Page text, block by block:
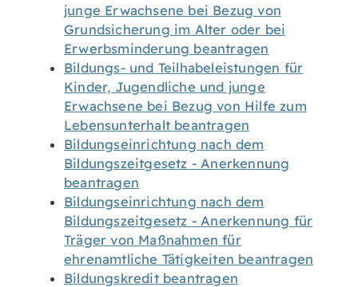
junge Erwachsene bei Bezug von
Grundsicherung im Alter oder bei
Erwerbsminderung beantragen
Bildungs- und Teilhabeleistungen für
Kinder, Jugendliche und junge
Erwachsene bei Bezug von Hilfe zum
Lebensunterhalt beantragen
Bildungseinrichtung nach dem
Bildungszeitgesetz - Anerkennung
beantragen
Bildungseinrichtung nach dem
Bildungszeitgesetz - Anerkennung für
Träger von Maßnahmen für
ehrenamtliche Tätigkeiten beantragen
Bildungskredit beantragen